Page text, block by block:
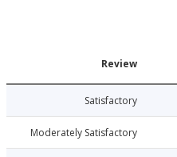
Satisfactory
Moderately Satisfactory
12-21